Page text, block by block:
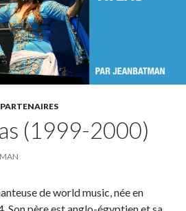
PARTENAIRES
(1999-2000)
de world music, née en